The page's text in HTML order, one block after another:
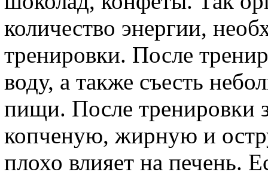
количество энергии,
тренировки. После
воду, а также съесть
пищи. После тренировки
копченую, жирную и
плохо влияет на печень.